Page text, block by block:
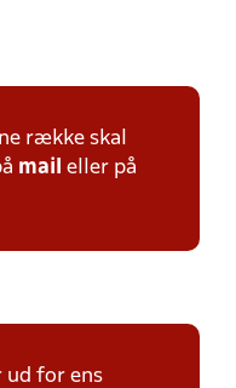
række skal
mail eller på
ud for ens